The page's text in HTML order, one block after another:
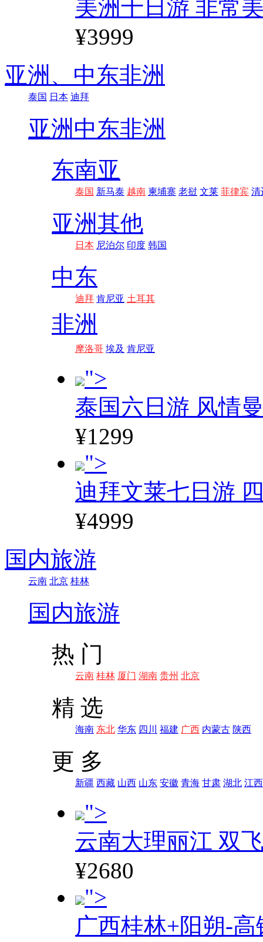
美洲十日游 非常
¥3999
亚洲、 中东非洲
泰国 日本 迪拜
亚洲 中东非洲
东南亚
泰国 新马泰 越南 柬埔寨 老挝 文莱 菲律宾 清
亚洲其他
日本 尼泊尔 印度 韩国
中东
迪拜 肯尼亚 土耳其
非洲
摩洛哥 埃及 肯尼亚
">
泰国六日游 风情
¥1299
">
迪拜文莱七日游
¥4999
国内旅游
云南 北京 桂林
国内旅游
热 门
云南 桂林 厦门 湖南 贵州 北京
精 选
海南 东北 华东 四川 福建 广西 内蒙古 陕西
更 多
新疆 西藏 山西 山东 安徽 青海 甘肃 湖北 江西
">
云南大理丽江 双
¥2680
">
广西桂林+阳朔-高